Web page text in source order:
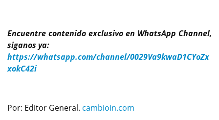
Encuentre contenido exclusivo en WhatsApp Channel,
siganos ya:
https://whatsapp.com/channel/0029Va9kwaD1CYoZx
xokC42i
Por: Editor General. cambioin.com